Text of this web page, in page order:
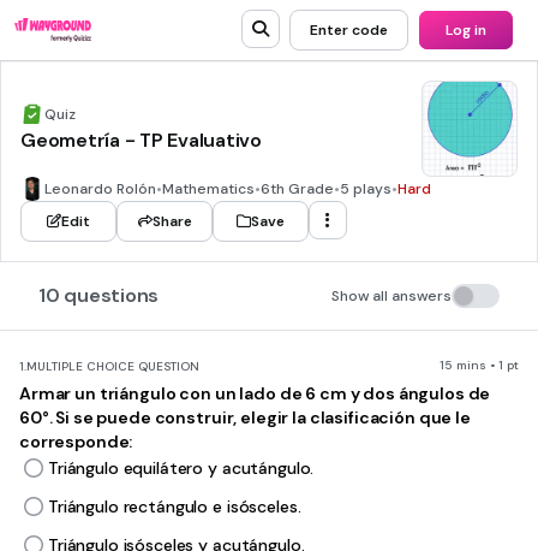
Enter code Log in
Quiz
Geometría - TP Evaluativo
Leonardo Rolón•Mathematics•6th Grade•5 plays•Hard
Edit
Share Save
10 questions Show all answers
1.MULTIPLE CHOICE QUESTION 15 mins • 1 pt
Armar un triángulo con un lado de 6 cm y dos ángulos de
60°. Si se puede construir, elegir la clasificación que le
corresponde:
Triángulo equilátero y acutángulo.
Triángulo rectángulo e isósceles.
Triángulo isósceles y acutángulo.